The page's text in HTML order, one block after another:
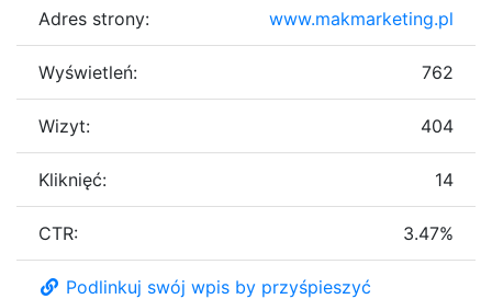
Adres strony: www.makmarketing.pl
Wyświetleń: 762
Wizyt: 404
Kliknięć: 14
CTR: 3.47%
Podlinkuj swój wpis by przyśpieszyć